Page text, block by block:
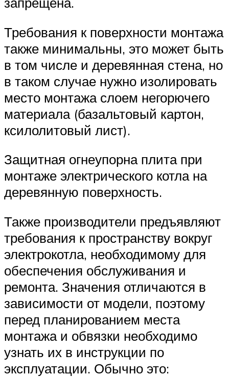
Требования к поверхности монтажа
также минимальны, это может быть
в том числе и деревянная стена, но
в таком случае нужно изолировать
место монтажа слоем негорючего
материала (базальтовый картон,
ксилолитовый лист).
Защитная огнеупорна плита при
монтаже электрического котла на
деревянную поверхность.
Также производители предъявляют
требования к пространству вокруг
электрокотла, необходимому для
обеспечения обслуживания и
ремонта. Значения отличаются в
зависимости от модели, поэтому
перед планированием места
монтажа и обвязки необходимо
узнать их в инструкции по
эксплуатации. Обычно это: